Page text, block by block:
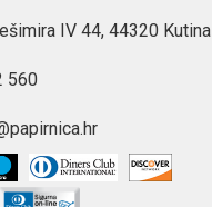
IV 44, 44320 Kutina
560